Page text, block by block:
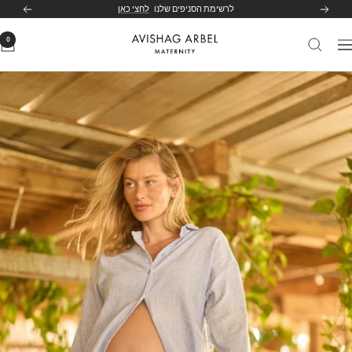
הקודם לרשימת הסניפים שלנו לחצי כאן הבא
ניווט
Avishag
Maternity
0